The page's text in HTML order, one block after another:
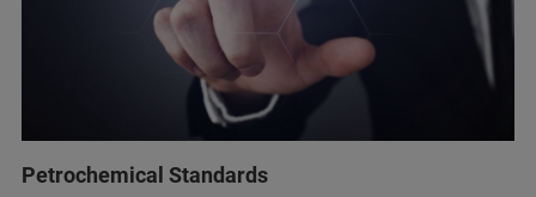
Petrochemical Standards